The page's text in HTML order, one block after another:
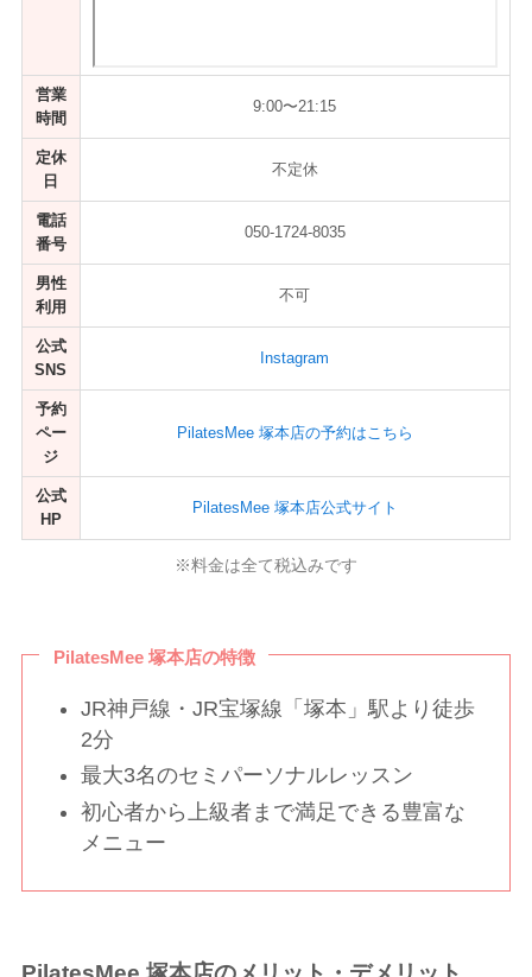
営業
時間
9:00〜21:15
定休
日
不定休
電話
番号
050-1724-8035
男性
利用
不可
公式
SNS
Instagram
予約
ペー
ジ
PilatesMee 塚本店の予約はこちら
公式
HP
PilatesMee 塚本店公式サイト
※料金は全て税込みです
PilatesMee 塚本店の特徴
JR神戸線・JR宝塚線「塚本」駅より徒歩
2分
最大3名のセミパーソナルレッスン
初心者から上級者まで満足できる豊富な
メニュー